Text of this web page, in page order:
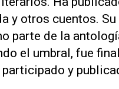
y otros cuentos.
parte de la
el umbral, fue
participado y